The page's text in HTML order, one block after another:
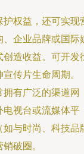
护权益，还可实现
、企业品牌或国际
创造收益。可开发
传片生命周期。
有广泛的渠道网
电视台或流媒体平
如与时尚、科技品
破圈。